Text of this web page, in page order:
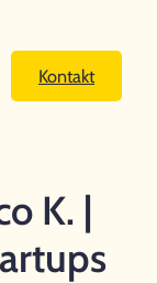
Kontakt
K. |